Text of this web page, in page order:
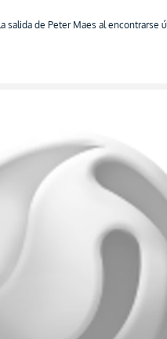
salida de Peter Maes al encontrarse